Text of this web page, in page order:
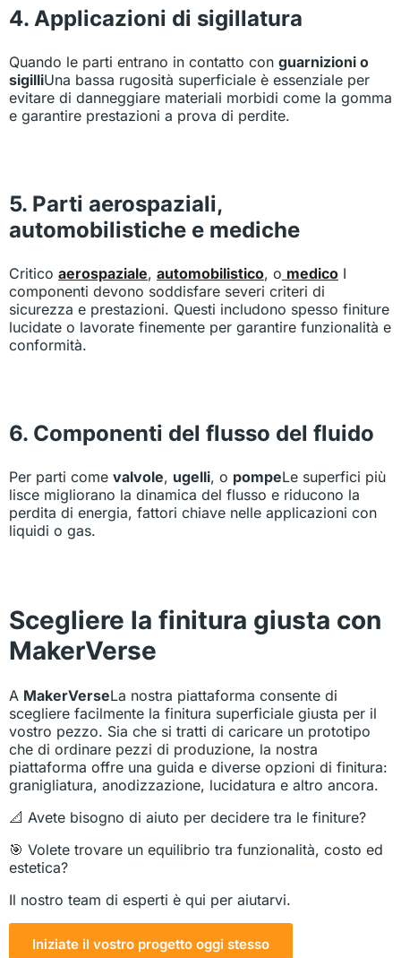
4. Applicazioni di sigillatura
Quando le parti entrano in contatto con guarnizioni o
sigilliUna bassa rugosità superficiale è essenziale per
evitare di danneggiare materiali morbidi come la gomma
e garantire prestazioni a prova di perdite.
5. Parti aerospaziali,
automobilistiche e mediche
Critico aerospaziale, automobilistico, o medico I
componenti devono soddisfare severi criteri di
sicurezza e prestazioni. Questi includono spesso finiture
lucidate o lavorate finemente per garantire funzionalità e
conformità.
6. Componenti del flusso del fluido
Per parti come valvole, ugelli, o pompeLe superfici più
lisce migliorano la dinamica del flusso e riducono la
perdita di energia, fattori chiave nelle applicazioni con
liquidi o gas.
Scegliere la finitura giusta con
MakerVerse
A MakerVerseLa nostra piattaforma consente di
scegliere facilmente la finitura superficiale giusta per il
vostro pezzo. Sia che si tratti di caricare un prototipo
che di ordinare pezzi di produzione, la nostra
piattaforma offre una guida e diverse opzioni di finitura:
granigliatura, anodizzazione, lucidatura e altro ancora.
📐 Avete bisogno di aiuto per decidere tra le finiture?
🎯 Volete trovare un equilibrio tra funzionalità, costo ed
estetica?
Il nostro team di esperti è qui per aiutarvi.
Iniziate il vostro progetto oggi stesso